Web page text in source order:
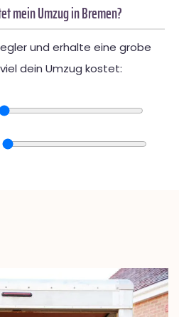
mein Umzug in Bremen?
und erhalte eine grobe
dein Umzug kostet: